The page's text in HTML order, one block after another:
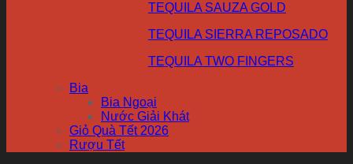
TEQUILA SAUZA GOLD
TEQUILA SIERRA REPOSADO
TEQUILA TWO FINGERS
Bia
Bia Ngoại
Nước Giải Khát
Giỏ Quà Tết 2026
Rượu Tết